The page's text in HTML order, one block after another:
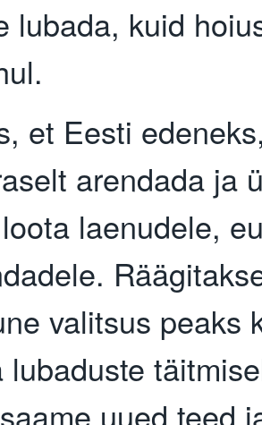
lubada, kuid
et Eesti
arendada ja
laenudele,
valitsus peaks
lubaduste
uued teed